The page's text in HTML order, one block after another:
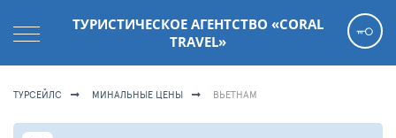
ТУРИСТИЧЕСКОЕ АГЕНТСТВО «CORAL
TRAVEL»
ТУРСЕЙЛС МИНАЛЬНЫЕ ЦЕНЫ ВЬЕТНАМ